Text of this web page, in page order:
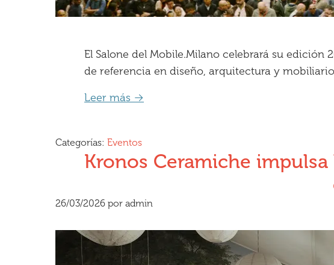
El Salone del Mobile.Milano celebrará su
de referencia en diseño, arquitectura y
Leer más →
Categorías: Eventos
Kronos Ceramiche
26/03/2026 por admin